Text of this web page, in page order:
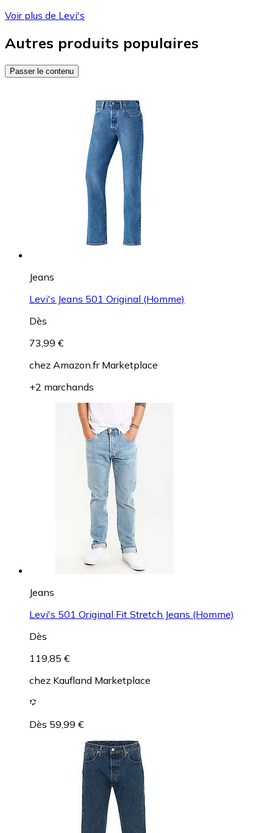
Voir plus de Levi's
Autres produits populaires
Passer le contenu
Jeans
Levi's Jeans 501 Original (Homme)
Dès
73,99 €
chez Amazon.fr Marketplace
+2 marchands
Jeans
Levi's 501 Original Fit Stretch Jeans (Homme)
Dès
119,85 €
chez Kaufland Marketplace
Dès 59,99 €